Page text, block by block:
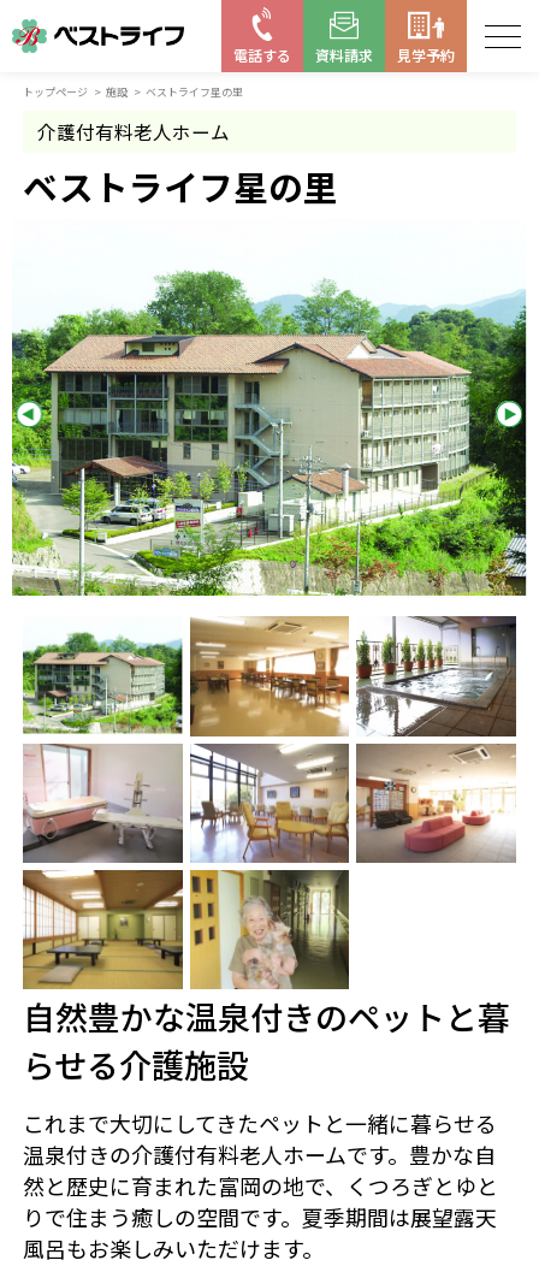
電話する 資料請求 見学予約
ベストライフの取り組み
トップページ 施設 ベストライフ星の里
介護付有料老人ホーム
ベストライフ星の里
自然豊かな温泉付きのペットと暮
らせる介護施設
これまで大切にしてきたペットと一緒に暮らせる
温泉付きの介護付有料老人ホームです。豊かな自
然と歴史に育まれた富岡の地で、くつろぎとゆと
りで住まう癒しの空間です。夏季期間は展望露天
風呂もお楽しみいただけます。